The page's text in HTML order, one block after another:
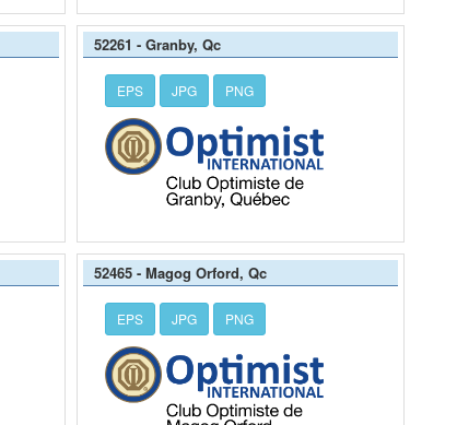
52261 - Granby, Qc
EPS JPG PNG
52465 - Magog Orford, Qc
EPS JPG PNG